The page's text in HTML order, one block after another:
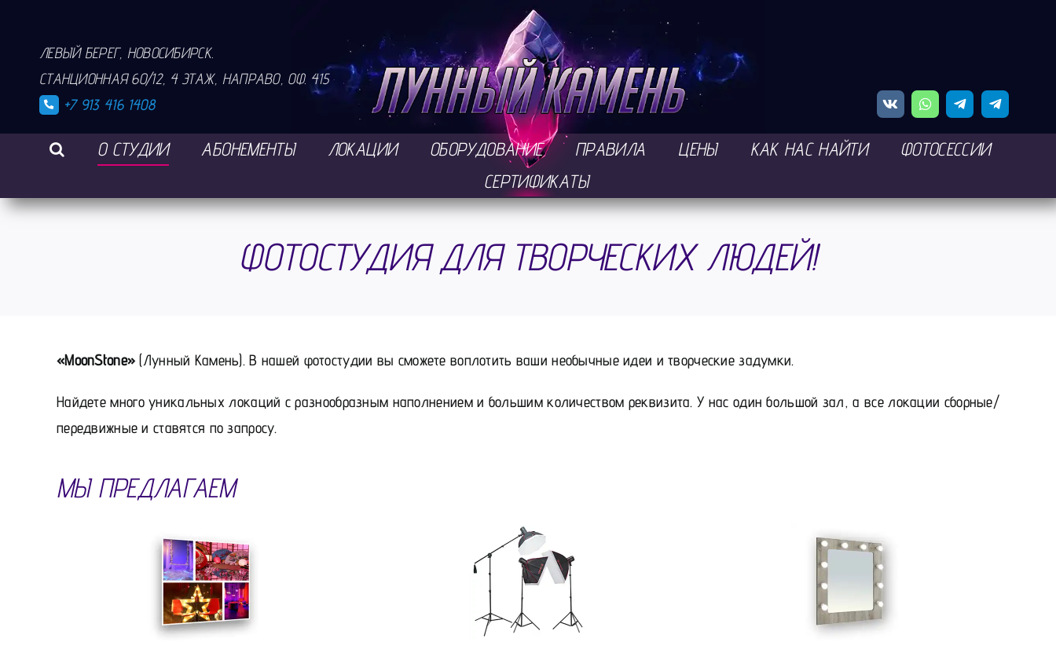
content
ЛЕВЫЙ БЕРЕГ, НОВОСИБИРСК.
СТАНЦИОННАЯ 60/12, 4 ЭТАЖ, НАПРАВО, ОФ. 415
+7 913 416 1408
О СТУДИИ АБОНЕМЕНТЫ ЛОКАЦИИ ОБОРУДОВАНИЕ ПРАВИЛА ЦЕНЫ КАК НАС НАЙТИ
ФОТОСЕССИИ
СЕРТИФИКАТЫ
ФОТОСТУДИЯ ДЛЯ ТВОРЧЕСКИХ ЛЮДЕЙ!
«MoonStone» (Лунный Камень). В нашей фотостудии вы сможете воплотить ваши необычные идеи и творческие задумки.
Найдете много уникальных локаций с разнообразным наполнением и большим количеством реквизита. У нас один большой зал, а все локации сборные/
передвижные и ставятся по запросу.
МЫ ПРЕДЛАГАЕМ